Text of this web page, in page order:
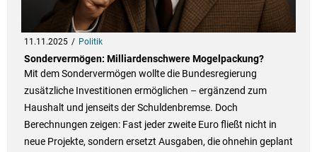
11.11.2025 Politik
Sondervermögen: Milliardenschwere Mogelpackung?
Mit dem Sondervermögen wollte die Bundesregierung
zusätzliche Investitionen ermöglichen – ergänzend zum
Haushalt und jenseits der Schuldenbremse. Doch
Berechnungen zeigen: Fast jeder zweite Euro fließt nicht in
neue Projekte, sondern ersetzt Ausgaben, die ohnehin geplant